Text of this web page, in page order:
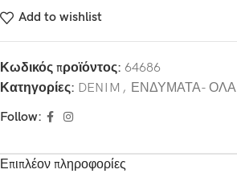
Add to wishlist
Κωδικός προϊόντος: 64686
Κατηγορίες: DENIM , ΕΝΔΥΜΑΤΑ- ΟΛΑ
Follow:
Επιπλέον πληροφορίες